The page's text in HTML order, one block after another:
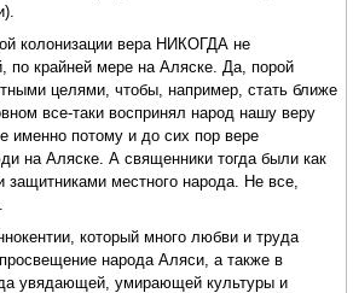
колонизации вера НИКОГДА не
по крайней мере на Аляске. Да, порой
целями, чтобы, например, стать ближе
все-таки воспринял народ нашу веру
именно потому и до сих пор вере
на Аляске. А священники тогда были как
защитниками местного народа. Не все,
который много любви и труда
народа Аляси, а также в
увядающей, умирающей культуры и